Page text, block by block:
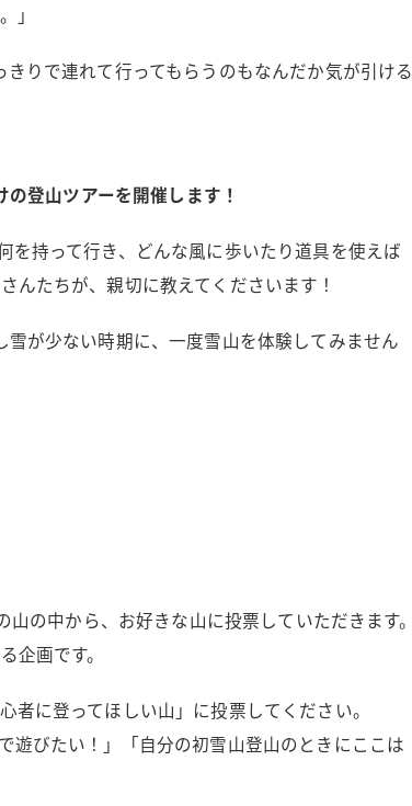
」
りで連れて行ってもらうのもなんだか気が引け
の登山ツアーを開催します！
を持って行き、どんな風に歩いたり道具を使えば
んたちが、親切に教えてくださいます！
が少ない時期に、一度雪山を体験してみません
山の中から、お好きな山に投票していただきます
企画です。
に登ってほしい山」に投票してください。
遊びたい！」「自分の初雪山登山のときにここは